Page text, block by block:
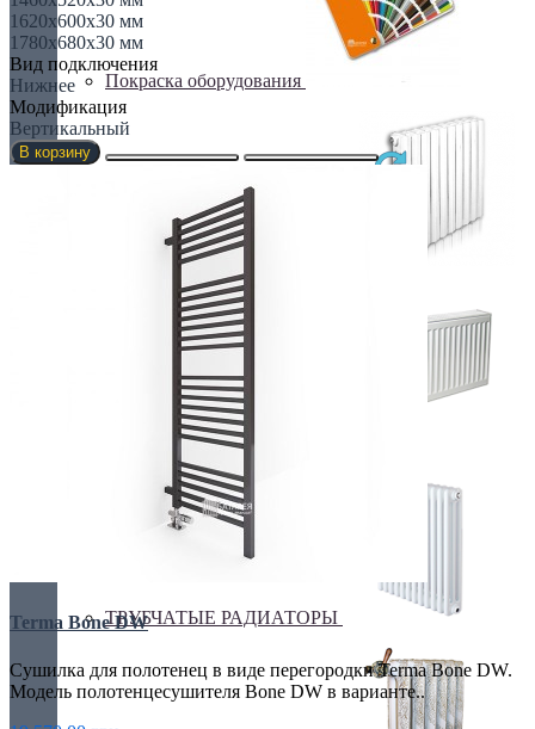
Покраска оборудования
РАДИАТОРЫ ДЛЯ ЗАМЕНЫ
СТАЛЬНЫЕ РАДИАТОРЫ
ТРУБЧАТЫЕ РАДИАТОРЫ
1620x600x30 мм
1780x680x30 мм
Вид подключения
Нижнее
Модификация
Вертикальный
В корзину
Terma Bone DW
Сушилка для полотенец в виде перегородки Terma Bone DW.
Модель полотенцесушителя Bone DW в варианте..